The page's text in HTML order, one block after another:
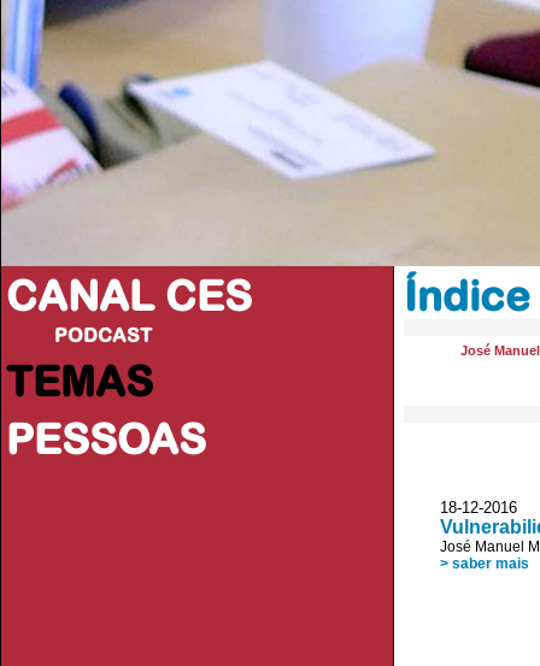
CANAL CES
PODCAST
TEMAS
PESSOAS
José
18-12-
José Manuel
> saber mais